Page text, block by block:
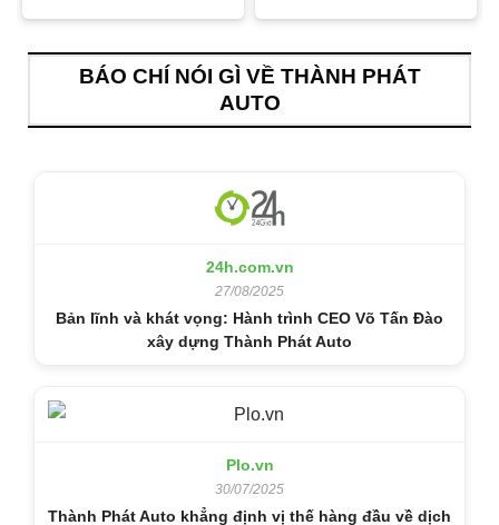
BÁO CHÍ NÓI GÌ VỀ THÀNH PHÁT
AUTO
24h.com.vn
27/08/2025
Bản lĩnh và khát vọng: Hành trình CEO Võ Tấn Đào
xây dựng Thành Phát Auto
Plo.vn
30/07/2025
Thành Phát Auto khẳng định vị thế hàng đầu về dịch